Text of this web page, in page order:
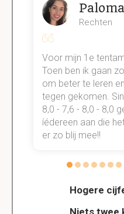
Hogere
Niets twee
Paloma
Rechten
Voor mijn 1e
Toen ben ik gaan
om beter te leren
tegen gekomen.
8,0 - 7,6 - 8,0 - 8,0
íédereen aan die
er zo blij mee!!